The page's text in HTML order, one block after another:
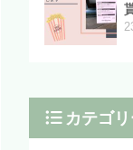
カテゴ